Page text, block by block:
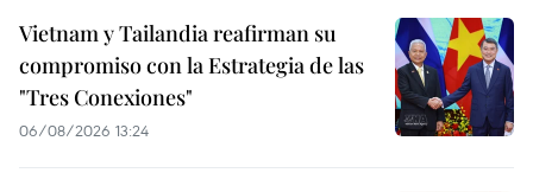
Vietnam y Tailandia reafirman su
compromiso con la Estrategia de las
"Tres Conexiones"
06/08/2026 13:24